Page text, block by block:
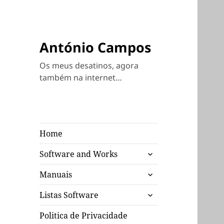
António Campos
Os meus desatinos, agora
também na internet…
Home
Software and Works
expandir
submenu
Manuais
expandir
submenu
Listas Software
expandir
submenu
Politica de Privacidade